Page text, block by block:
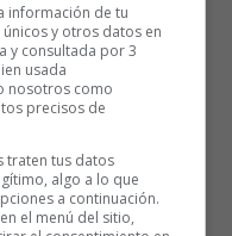
queremos decir.
sólo hacerlos,
ánimo sobre algo o
En muchas
no va a depender de
circunstancias
información de tu
y otros datos en
y consultada por 3
usada
nosotros como
precisos de
traten tus datos
algo a lo que
a continuación.
el menú del sitio,